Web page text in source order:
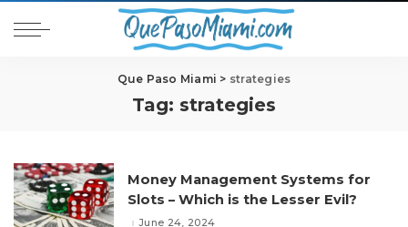
Que Paso Miami > strategies
Tag: strategies
Money Management Systems for
Slots – Which is the Lesser Evil?
June 24, 2024